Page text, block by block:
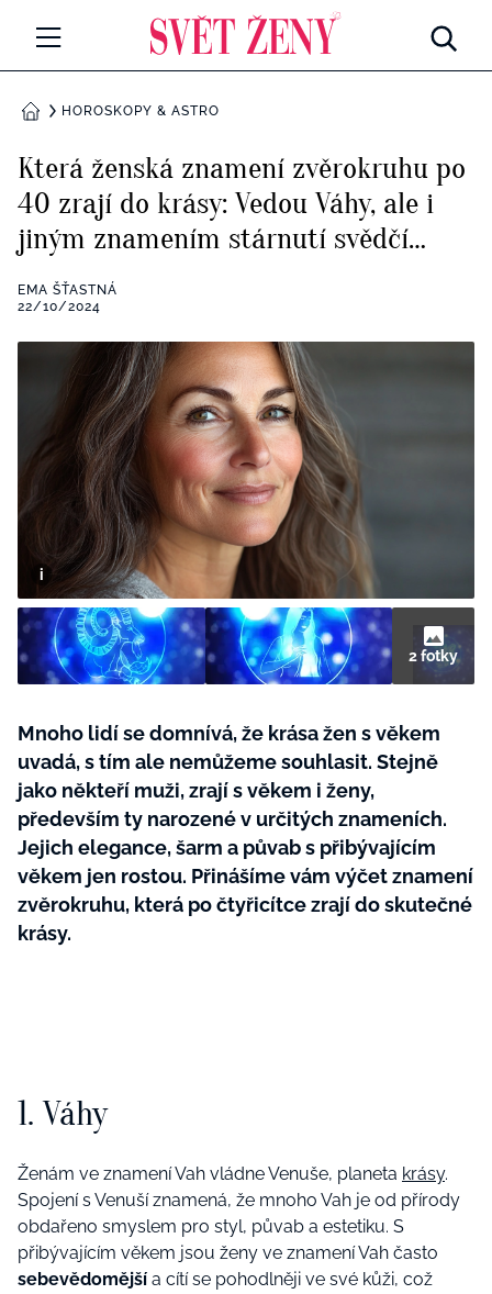
Všechny kategorie
Rozhovory
RETROHUBKY
Všechny kategorie
Seberozvoj
Všechny kategorie
Životní styl
ZÁBAVA
Všechny kategorie
Testy a kvízy
BYDLENÍ
Všechny kategorie
Tvoření
Rady a tipy
BurdaMedia
Extra
SVĚT ŽENY - 599 KČ
ROČNÍ PŘEDPLATNÉ SVĚT ŽENY +
SADA PRODUKTŮ MANA (10 ks)
DOMŮHOROSKOPY & ASTRO
Která ženská znamení zvěrokruhu po
40 zrají do krásy: Vedou Váhy, ale i
jiným znamením stárnutí svědčí…
EMA ŠŤASTNÁ
22/10/2024
2 fotky
Mnoho lidí se domnívá, že krása žen s věkem
uvadá, s tím ale nemůžeme souhlasit. Stejně
jako někteří muži, zrají s věkem i ženy,
především ty narozené v určitých znameních.
Jejich elegance, šarm a půvab s přibývajícím
věkem jen rostou. Přinášíme vám výčet znamení
zvěrokruhu, která po čtyřicítce zrají do skutečné
krásy.
1. Váhy
Ženám ve znamení Vah vládne Venuše, planeta krásy.
Spojení s Venuší znamená, že mnoho Vah je od přírody
obdařeno smyslem pro styl, půvab a estetiku. S
přibývajícím věkem jsou ženy ve znamení Vah často
sebevědomější a cítí se pohodlněji ve své kůži, což